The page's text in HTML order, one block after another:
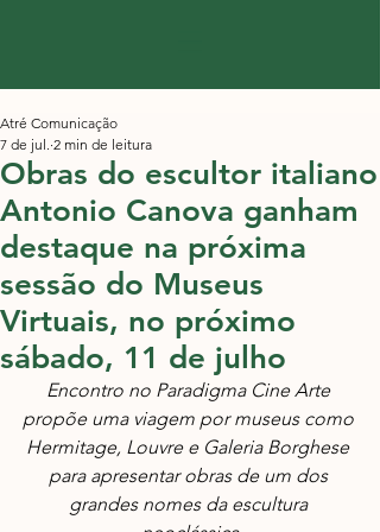
Obras do escultor italiano
Antonio Canova ganham
destaque na próxima
sessão do Museus
Virtuais, no próximo
sábado, 11 de julho
Atré Comunicação
7 de jul. 2 min de leitura
Encontro no Paradigma Cine Arte
propõe uma viagem por museus como
Hermitage, Louvre e Galeria Borghese
para apresentar obras de um dos
grandes nomes da escultura